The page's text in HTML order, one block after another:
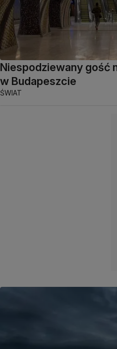
Niespodziewany gość
w Budapeszcie
ŚWIAT